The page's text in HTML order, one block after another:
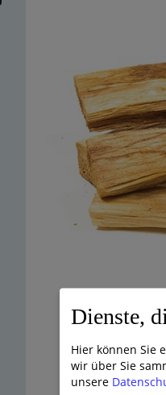
Dienste,
Hier können Sie
wir über Sie
unsere